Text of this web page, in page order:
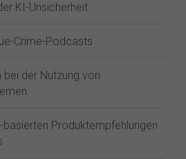
KI-Unsicherheit
Crime-Podcasts
bei der Nutzung von
Produktempfehlungen